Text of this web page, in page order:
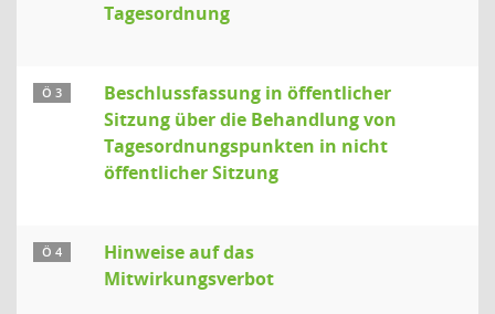
Tagesordnung
Ö 3
Beschlussfassung in öffentlicher
Sitzung über die Behandlung von
Tagesordnungspunkten in nicht
öffentlicher Sitzung
Ö 4
Hinweise auf das
Mitwirkungsverbot